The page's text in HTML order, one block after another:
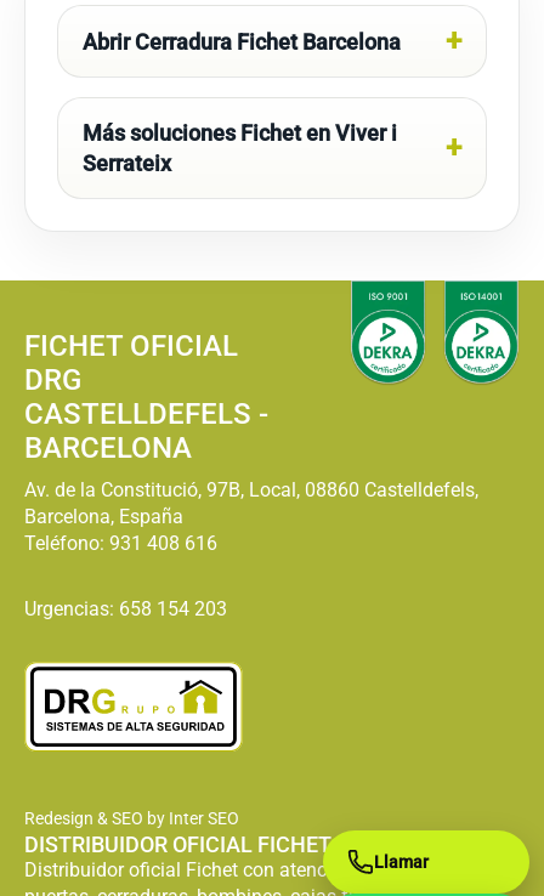
Abrir Cerradura Fichet Barcelona
Más soluciones Fichet en Viver i
Serrateix
FICHET OFICIAL
DRG
CASTELLDEFELS -
BARCELONA
Av. de la Constitució, 97B, Local, 08860 Castelldefels,
Barcelona, España
Teléfono: 931 408 616
Urgencias: 658 154 203
Redesign & SEO by Inter SEO
DISTRIBUIDOR OFICIAL FICHET
Distribuidor oficial Fichet con atención especializada en
Llamar